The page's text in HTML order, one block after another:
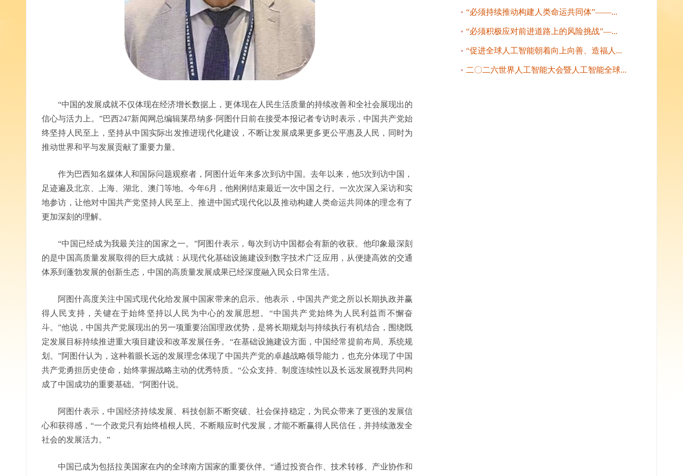
“中国的发展成就不仅体现在经济增长数据上，更体现在人民生活质量的持续改善和全社会展现出的
信心与活力上。”巴西247新闻网总编辑莱昂纳多·阿图什日前在接受本报记者专访时表示，中国共产党始
终坚持人民至上，坚持从中国实际出发推进现代化建设，不断让发展成果更多更公平惠及人民，同时为
推动世界和平与发展贡献了重要力量。
作为巴西知名媒体人和国际问题观察者，阿图什近年来多次到访中国。去年以来，他5次到访中国，
足迹遍及北京、上海、湖北、澳门等地。今年6月，他刚刚结束最近一次中国之行。一次次深入采访和实
地参访，让他对中国共产党坚持人民至上、推进中国式现代化以及推动构建人类命运共同体的理念有了
更加深刻的理解。
“中国已经成为我最关注的国家之一。”阿图什表示，每次到访中国都会有新的收获。他印象最深刻
的是中国高质量发展取得的巨大成就：从现代化基础设施建设到数字技术广泛应用，从便捷高效的交通
体系到蓬勃发展的创新生态，中国的高质量发展成果已经深度融入民众日常生活。
阿图什高度关注中国式现代化给发展中国家带来的启示。他表示，中国共产党之所以长期执政并赢
得人民支持，关键在于始终坚持以人民为中心的发展思想。“中国共产党始终为人民利益而不懈奋
斗。”他说，中国共产党展现出的另一项重要治国理政优势，是将长期规划与持续执行有机结合，围绕既
定发展目标持续推进重大项目建设和改革发展任务。“在基础设施建设方面，中国经常提前布局、系统规
划。”阿图什认为，这种着眼长远的发展理念体现了中国共产党的卓越战略领导能力，也充分体现了中国
共产党勇担历史使命，始终掌握战略主动的优秀特质。“公众支持、制度连续性以及长远发展视野共同构
成了中国成功的重要基础。”阿图什说。
阿图什表示，中国经济持续发展、科技创新不断突破、社会保持稳定，为民众带来了更强的发展信
心和获得感，“一个政党只有始终植根人民、不断顺应时代发展，才能不断赢得人民信任，并持续激发全
社会的发展活力。”
中国已成为包括拉美国家在内的全球南方国家的重要伙伴。“通过投资合作、技术转移、产业协作和
“必须持续推动构建人类命运共同体”——...
“必须积极应对前进道路上的风险挑战”—...
“促进全球人工智能朝着向上向善、造福人...
二〇二六世界人工智能大会暨人工智能全球...